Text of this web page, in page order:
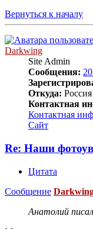
Вернуться к началу
Darkwing
Site Admin
Сообщения:
Откуда: Россия
Контактная
Контактная
Сайт
Re: Наши
Цитата
Сообщение
Анатолий